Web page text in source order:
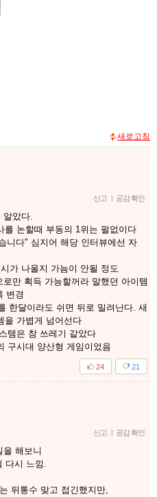
새로고침
신고 | 공감 확인
알았다.
를 논할때 부동의 1위는 펄없이다
니다" 심지어 해당 인터뷰에선 자
가 나올지 가늠이 안될 정도
만 획득 가능할꺼라 말했던 아이템
변경
한달이라도 쉬면 뒤로 밀려난다. 새
을 가볍게 넘어선다
템은 참 쓰레기 같았다
구시대 양산형 게임이었음
21
24
신고 | 공감 확인
을 해보니
다시 느낌.
뒤통수 맞고 접긴했지만,